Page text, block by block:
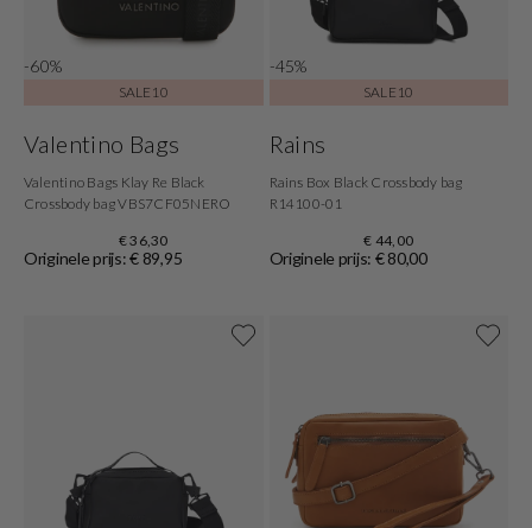
-60%
SALE10
Valentino Bags
Valentino Bags Klay Re Black
Crossbody bag VBS7CF05NERO
€ 36,30
Originele prijs: € 89,95
-45%
SALE10
Rains
Rains Box Black Crossbody bag
R14100-01
€ 44,00
Originele prijs: € 80,00